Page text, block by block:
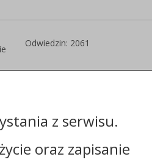
Odwiedzin: 2061
z serwisu.
oraz zapisanie